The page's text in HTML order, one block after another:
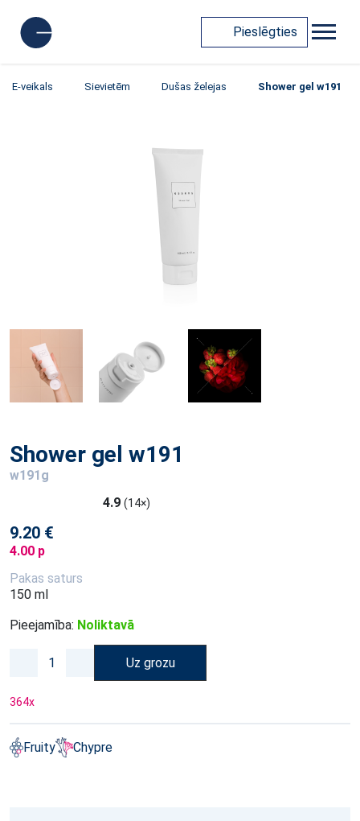
Pieslēgties
E-veikals Sievietēm Dušas želejas Shower gel w191
Shower gel w191
w191g
4.9 (14×)
9.20 €
4.00 p
Pakas saturs
150 ml
Pieejamība: Noliktavā
Uz grozu
364x
Fruity Chypre